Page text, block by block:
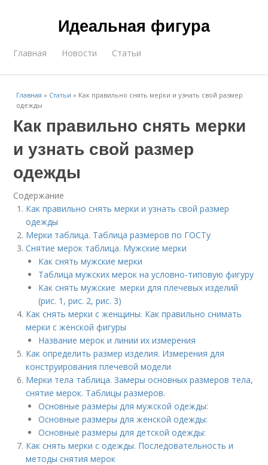
Идеальная фигура
Главная Новости Статьи
Главная » Статьи » Как правильно снять мерки и узнать свой размер
одежды
Как правильно снять мерки
и узнать свой размер
одежды
Содержание
Как правильно снять мерки и узнать свой размер
одежды
Мерки таблица. Таблица размеров по ГОСТу
Снятие мерок таблица. Мужские мерки
Как снять мужские мерки
Таблица мужских мерок на условно-типовую фигуру
Как снять мужские мерки для плечевых изделий
(рис. 1, рис. 2, рис. 3)
Как снять мерки с женщины. Как правильно снимать
мерки с женской фигуры
Название мерок и линии их измерения
Как определить размер изделия. Измерения для
конструирования плечевой модели
Мерки тела таблица. Замеры основных размеров тела,
снятие мерок. Таблицы размеров.
Основные размеры для мужской одежды:
Основные размеры для женской одежды:
Основные размеры для детской одежды:
Как снять мерки с одежды. Последовательность и
методы снятия мерок